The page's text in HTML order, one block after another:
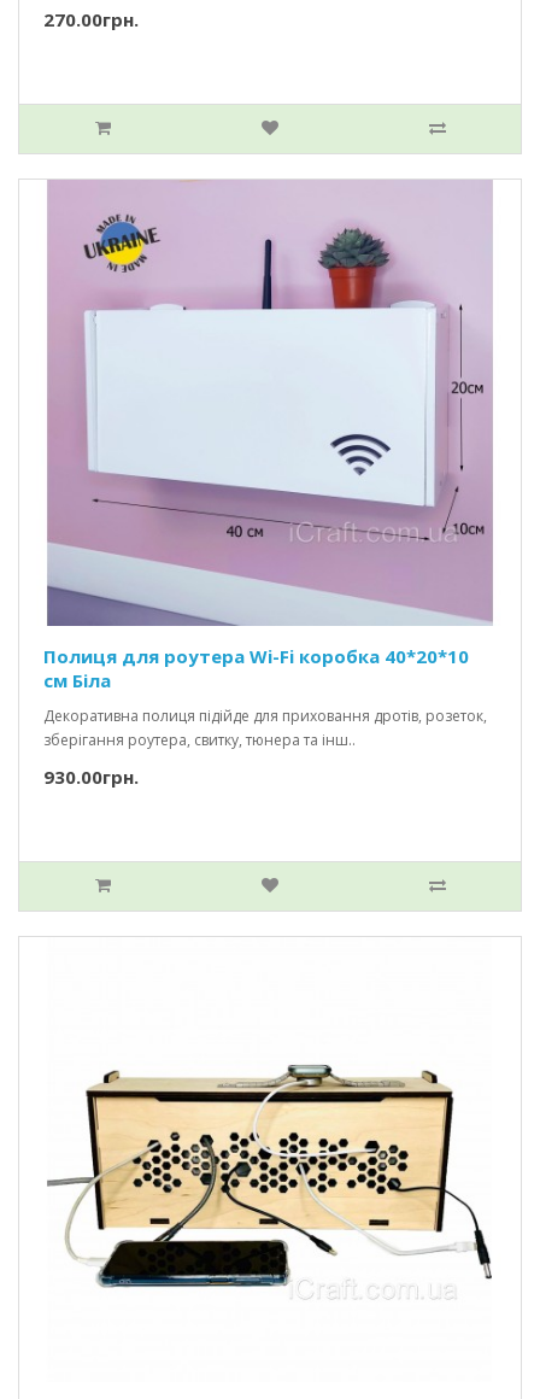
270.00грн.
Полиця для роутера Wi-Fi коробка 40*20*10
см Біла
Декоративна полиця підійде для приховання дротів, розеток,
зберігання роутера, свитку, тюнера та інш..
930.00грн.